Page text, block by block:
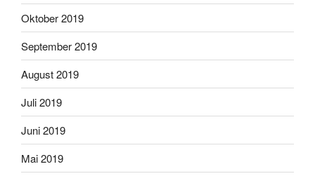
Oktober 2019
September 2019
August 2019
Juli 2019
Juni 2019
Mai 2019